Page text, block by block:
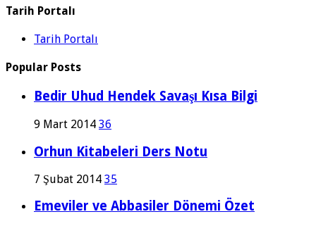
Tarih Portalı
Tarih Portalı
Popular Posts
Bedir Uhud Hendek Savaşı Kısa Bilgi
9 Mart 2014 36
Orhun Kitabeleri Ders Notu
7 Şubat 2014 35
Emeviler ve Abbasiler Dönemi Özet